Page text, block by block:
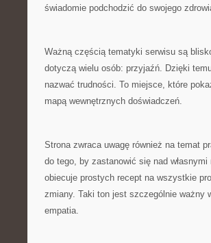
świadomie podchodzić do swojego
Ważną częścią tematyki serwisu są
dotyczą wielu osób: przyjaźń. Dzięki
nazwać trudności. To miejsce, które
mapą wewnętrznych doświadczeń.
Strona zwraca uwagę również na temat
do tego, by zastanowić się nad
obiecuje prostych recept na wszystkie
zmiany. Taki ton jest szczególnie
empatia.